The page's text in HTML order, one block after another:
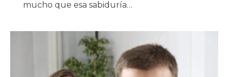
mucho que esa sabiduría…